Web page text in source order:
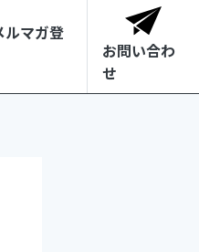
ルマガ登
お問い合わ
せ